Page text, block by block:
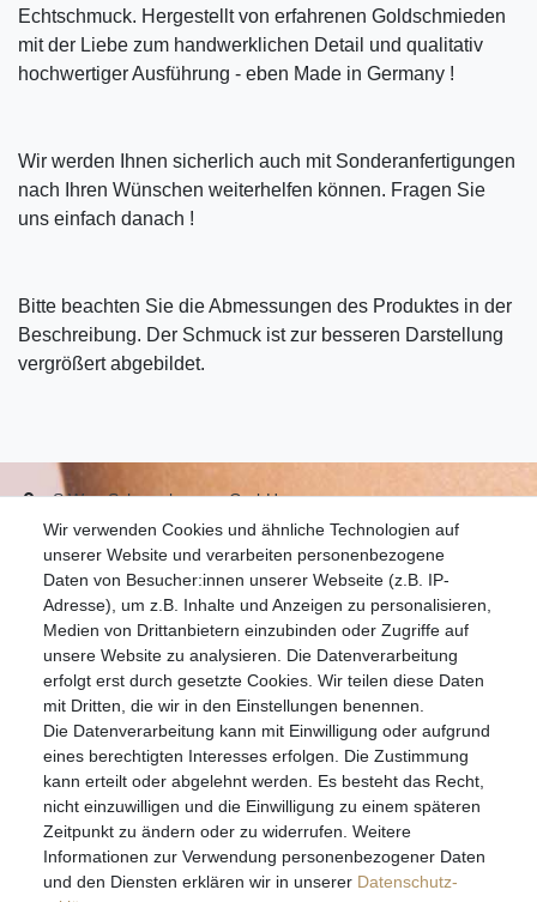
Echtschmuck. Hergestellt von erfahrenen Goldschmieden
mit der Liebe zum handwerklichen Detail und qualitativ
hochwertiger Ausführung - eben Made in Germany !
Wir werden Ihnen sicherlich auch mit Sonderanfertigungen
nach Ihren Wünschen weiterhelfen können. Fragen Sie
uns einfach danach !
Bitte beachten Sie die Abmessungen des Produktes in der
Beschreibung. Der Schmuck ist zur besseren Darstellung
vergrößert abgebildet.
Wir verwenden Cookies und ähnliche Technologien auf
unserer Website und verarbeiten personenbezogene
Daten von Besucher:innen unserer Webseite (z.B. IP-
Adresse), um z.B. Inhalte und Anzeigen zu personalisieren,
Medien von Drittanbietern einzubinden oder Zugriffe auf
unsere Website zu analysieren. Die Datenverarbeitung
erfolgt erst durch gesetzte Cookies. Wir teilen diese Daten
mit Dritten, die wir in den Einstellungen benennen.
Die Datenverarbeitung kann mit Einwilligung oder aufgrund
eines berechtigten Interesses erfolgen. Die Zustimmung
kann erteilt oder abgelehnt werden. Es besteht das Recht,
nicht einzuwilligen und die Einwilligung zu einem späteren
Zeitpunkt zu ändern oder zu widerrufen. Weitere
Informationen zur Verwendung personenbezogener Daten
und den Diensten erklären wir in unserer Daten­schutz­
S.W.w. Schmuckwaren GmbH
07051-9608828
info@schmuckador.de
Montag bis Freitag 8.30 – 12.00 Uhr und 13.30 bis 17.30 Uhr
Widerrufs­recht Widerrufs­formular Impressum
Daten­schutz­erklärung AGB
E-MAIL **